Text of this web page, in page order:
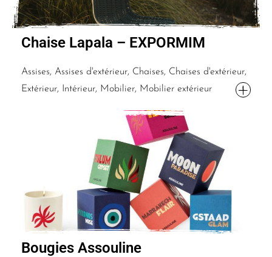
Chaise Lapala – EXPORMIM
Assises, Assises d'extérieur, Chaises, Chaises d'extérieur,
Extérieur, Intérieur, Mobilier, Mobilier extérieur
Bougies Assouline